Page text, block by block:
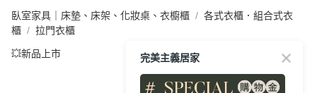
臥室家具｜床墊、床架、化妝桌、衣櫥櫃
各式衣櫃．組合式衣
櫃
拉門衣櫃
💥新品上市 完美主義居家